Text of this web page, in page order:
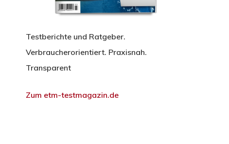
Testberichte und Ratgeber.
Verbraucherorientiert. Praxisnah.
Transparent
Zum etm-testmagazin.de